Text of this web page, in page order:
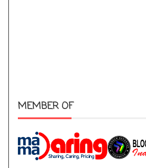
MEMBER OF